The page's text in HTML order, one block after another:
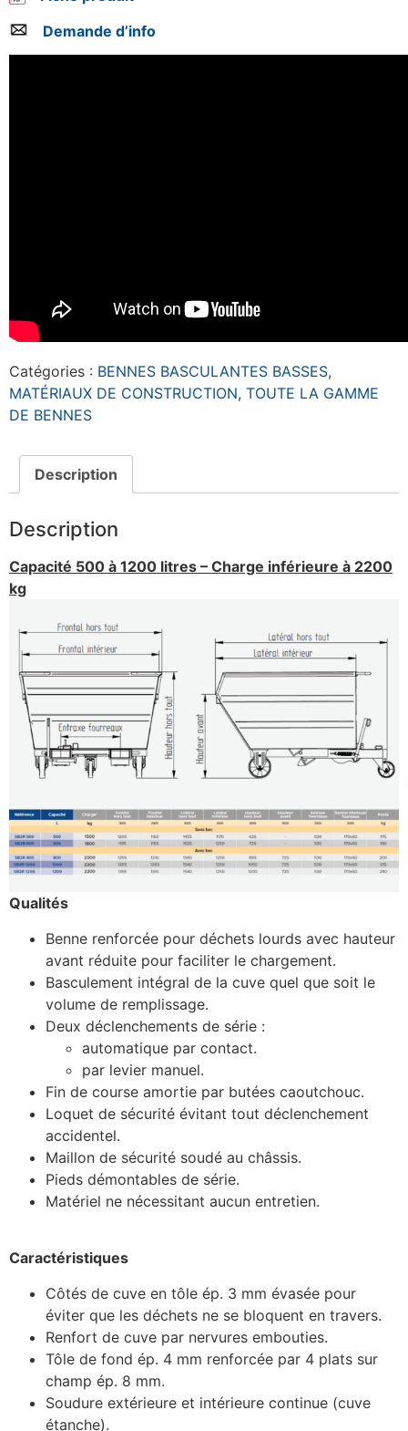
Demande d’info
Catégories : BENNES BASCULANTES BASSES,
MATÉRIAUX DE CONSTRUCTION, TOUTE LA GAMME
DE BENNES
Description
Description
Capacité 500 à 1200 litres – Charge inférieure à 2200
kg
Qualités
Benne renforcée pour déchets lourds avec hauteur
avant réduite pour faciliter le chargement.
Basculement intégral de la cuve quel que soit le
volume de remplissage.
Deux déclenchements de série :
automatique par contact.
par levier manuel.
Fin de course amortie par butées caoutchouc.
Loquet de sécurité évitant tout déclenchement
accidentel.
Maillon de sécurité soudé au châssis.
Pieds démontables de série.
Matériel ne nécessitant aucun entretien.
Caractéristiques
Côtés de cuve en tôle ép. 3 mm évasée pour
éviter que les déchets ne se bloquent en travers.
Renfort de cuve par nervures embouties.
Tôle de fond ép. 4 mm renforcée par 4 plats sur
champ ép. 8 mm.
Soudure extérieure et intérieure continue (cuve
étanche).